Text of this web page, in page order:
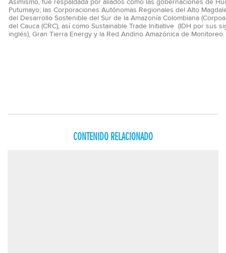
Asimismo, fue respaldada por aliados como las gobernaciones de
Putumayo; las Corporaciones Autónomas Regionales del Alto
del Desarrollo Sostenible del Sur de la Amazonía Colombiana
del Cauca (CRC), así como Sustainable Trade Initiative (IDH por sus
inglés), Gran Tierra Energy y la Red Andino Amazónica de
CONTENIDO RELACIONADO